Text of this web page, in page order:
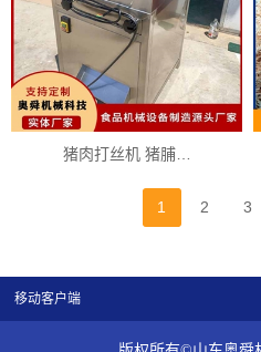
猪肉打丝机 猪脯…
1 2 3
移动客户端